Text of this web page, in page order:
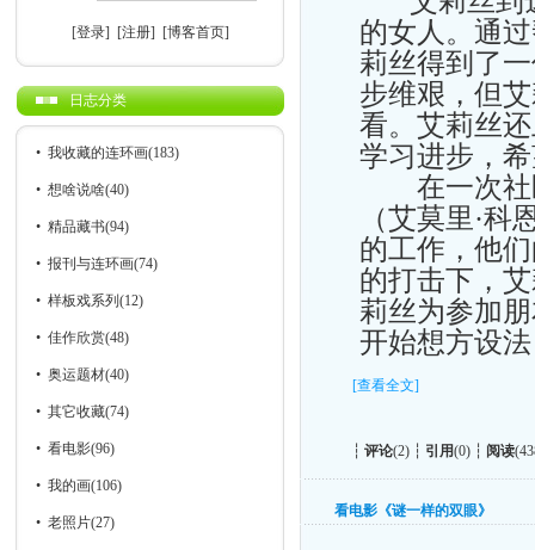
[登录] [注册] [博客首页]
日志分类
• 我收藏的连环画(183)
• 想啥说啥(40)
• 精品藏书(94)
• 报刊与连环画(74)
• 样板戏系列 (12)
• 佳作欣赏(48)
• 奥运题材(40)
• 其它收藏(74)
• 看电影(96)
• 我的画(106)
• 老照片(27)
的女人。通
莉丝得到了
步维艰，但
看。艾莉丝
学习进步，
在一次社
（艾莫里·
的工作，他
的打击下，
莉丝为参加
开始想方设
[查看全文]
┆ 评论(2) ┆ 引用(0) ┆ 阅读
看电影《谜一样的双眼》